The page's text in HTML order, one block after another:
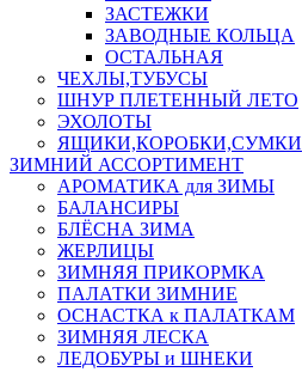
ЗАСТЕЖКИ
ЗАВОДНЫЕ КОЛЬЦА
ОСТАЛЬНАЯ
ЧЕХЛЫ,ТУБУСЫ
ШНУР ПЛЕТЕННЫЙ ЛЕТО
ЭХОЛОТЫ
ЯЩИКИ,КОРОБКИ,СУМКИ
ЗИМНИЙ АССОРТИМЕНТ
АРОМАТИКА для ЗИМЫ
БАЛАНСИРЫ
БЛЁСНА ЗИМА
ЖЕРЛИЦЫ
ЗИМНЯЯ ПРИКОРМКА
ПАЛАТКИ ЗИМНИЕ
ОСНАСТКА к ПАЛАТКАМ
ЗИМНЯЯ ЛЕСКА
ЛЕДОБУРЫ и ШНЕКИ